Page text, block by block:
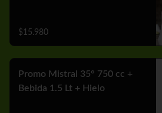
$15.980
Promo Mistral 35° 750 cc +
Bebida 1.5 Lt + Hielo